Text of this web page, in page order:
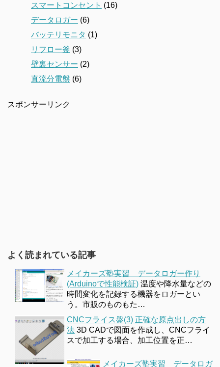
スマートコンセント (16)
データロガー (6)
バッテリモニタ (1)
リフロー釜 (3)
壁裏センサー (2)
直流分電盤 (6)
スポンサーリンク
よく読まれている記事
メイカーズ塾実習 データロガー作り
(Arduinoで性能検証) 温度や降水量などの
時間変化を記録する機器をロガーとい
う。市販のものもた…
CNCフライス盤(3) 正確な原点出しの方
法 3D CADで図面を作成し、CNCフライ
スで加工する場合、加工位置を正…
メイカーズ塾実習 データロガ